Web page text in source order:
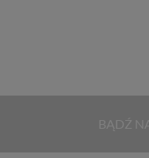
BĄDŹ